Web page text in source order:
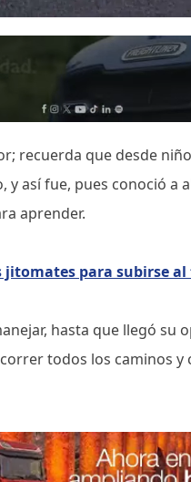
recuerda que desde
así fue, pues conoció a
aprender.
jitomates para subirse
hasta que llegó su
todos los caminos y